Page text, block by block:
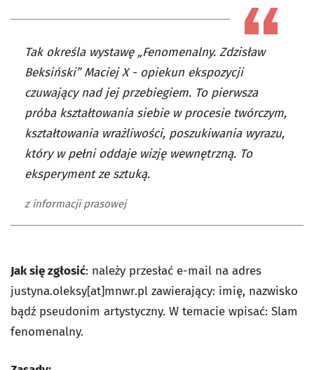
Tak określa wystawę „Fenomenalny. Zdzisław
Beksiński” Maciej X - opiekun ekspozycji
czuwający nad jej przebiegiem. To pierwsza
próba kształtowania siebie w procesie twórczym,
kształtowania wrażliwości, poszukiwania wyrazu,
który w pełni oddaje wizję wewnętrzną. To
eksperyment ze sztuką.
z informacji prasowej
Jak się zgłosić: należy przesłać e-mail na adres
justyna.oleksy[at]mnwr.pl zawierający: imię, nazwisko
bądź pseudonim artystyczny. W temacie wpisać: Slam
fenomenalny.